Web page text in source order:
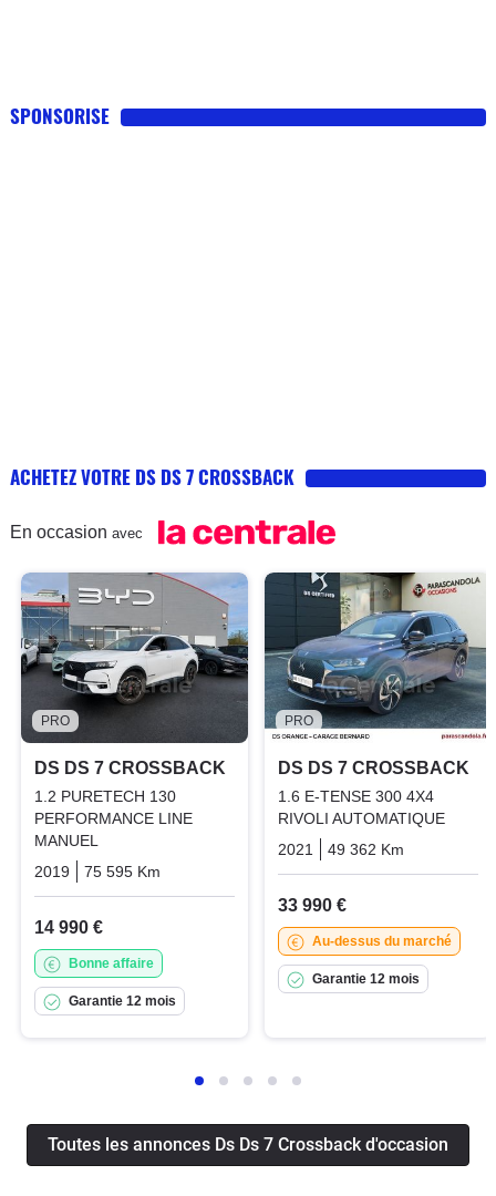
SPONSORISE
ACHETEZ VOTRE DS DS 7 CROSSBACK
En occasion avec
PRO
DS DS 7 CROSSBACK
1.2 PURETECH 130
PERFORMANCE LINE
MANUEL
2019
75 595 Km Essence
14 990 €
Bonne affaire
Garantie 12 mois
PRO
DS DS 7 CROSSBACK
1.6 E-TENSE 300 4X4
RIVOLI AUTOMATIQUE
2021
49 362 Km
33 990 €
Au-dessus du marché
Garantie 12 mois
Toutes les annonces Ds Ds 7 Crossback d'occasion